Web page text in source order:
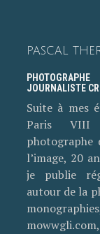
PASCAL
JOURNALISTE
Suite à mes
Paris VIII
photographe
l’image, 20
je publie
autour de la